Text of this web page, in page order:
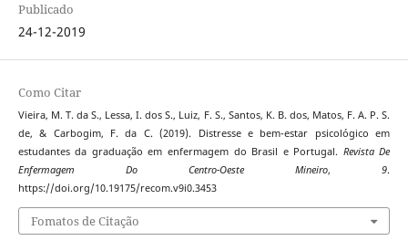
Publicado
24-12-2019
Como Citar
Vieira, M. T. da S., Lessa, I. dos S., Luiz, F. S., Santos, K. B. dos, Matos, F. A. P. S.
de, & Carbogim, F. da C. (2019). Distresse e bem-estar psicológico em
estudantes da graduação em enfermagem do Brasil e Portugal. Revista De
Enfermagem Do Centro-Oeste Mineiro,9.
https://doi.org/10.19175/recom.v9i0.3453
Fomatos de Citação